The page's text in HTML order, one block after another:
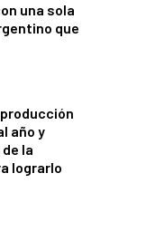
una sola
que
año y
la
lograrlo